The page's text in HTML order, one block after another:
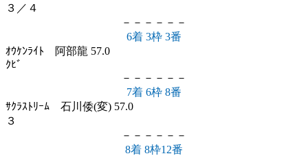
３／４
－－－－－－
6着 3枠 3番
ｵｳｹﾝﾗｲﾄ 阿部龍 57.0
ｸﾋﾞ
－－－－－－
7着 6枠 8番
ｻｸﾗｽﾄﾘｰﾑ 石川倭(変) 57.0
３
－－－－－－
8着 8枠12番